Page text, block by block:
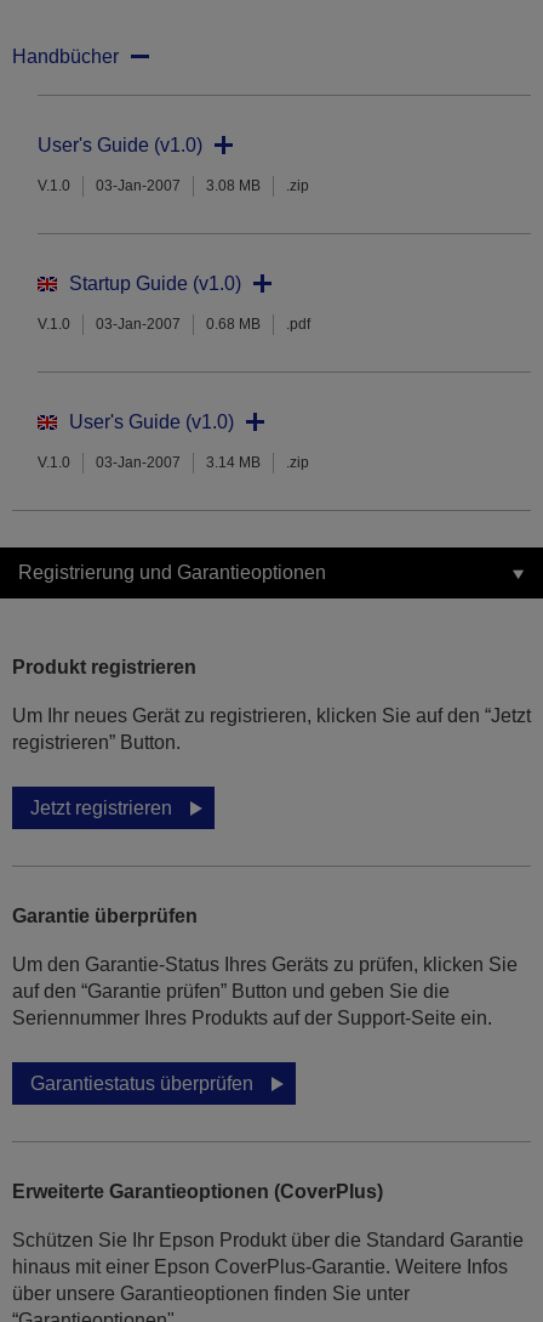
Handbücher
User's Guide (v1.0)
V.1.0 03-Jan-2007 3.08 MB .zip
Startup Guide (v1.0)
V.1.0 03-Jan-2007 0.68 MB .pdf
User's Guide (v1.0)
V.1.0 03-Jan-2007 3.14 MB .zip
Registrierung und Garantieoptionen
Produkt registrieren
Um Ihr neues Gerät zu registrieren, klicken Sie auf den “Jetzt
registrieren” Button.
Jetzt registrieren
Garantie überprüfen
Um den Garantie-Status Ihres Geräts zu prüfen, klicken Sie
auf den “Garantie prüfen” Button und geben Sie die
Seriennummer Ihres Produkts auf der Support-Seite ein.
Garantiestatus überprüfen
Erweiterte Garantieoptionen (CoverPlus)
Schützen Sie Ihr Epson Produkt über die Standard Garantie
hinaus mit einer Epson CoverPlus-Garantie. Weitere Infos
über unsere Garantieoptionen finden Sie unter